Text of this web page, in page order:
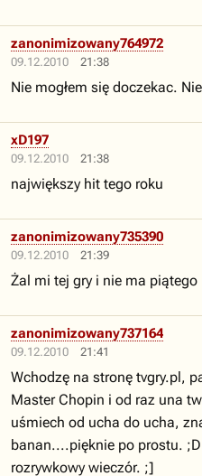
09.12.2010 21:38
zanonimizowany764972
Nie mogłem się doczekac.
09.12.2010 21:38
xD197
największy hit tego roku
09.12.2010 21:39
zanonimizowany735390
Żal mi tej gry i nie ma piątego
09.12.2010 21:41
zanonimizowany737164
Wchodzę na stronę tvgry.pl,
Master Chopin i od raz una
uśmiech od ucha do ucha,
banan....pięknie po prostu.
rozrywkowy wieczór. ;]